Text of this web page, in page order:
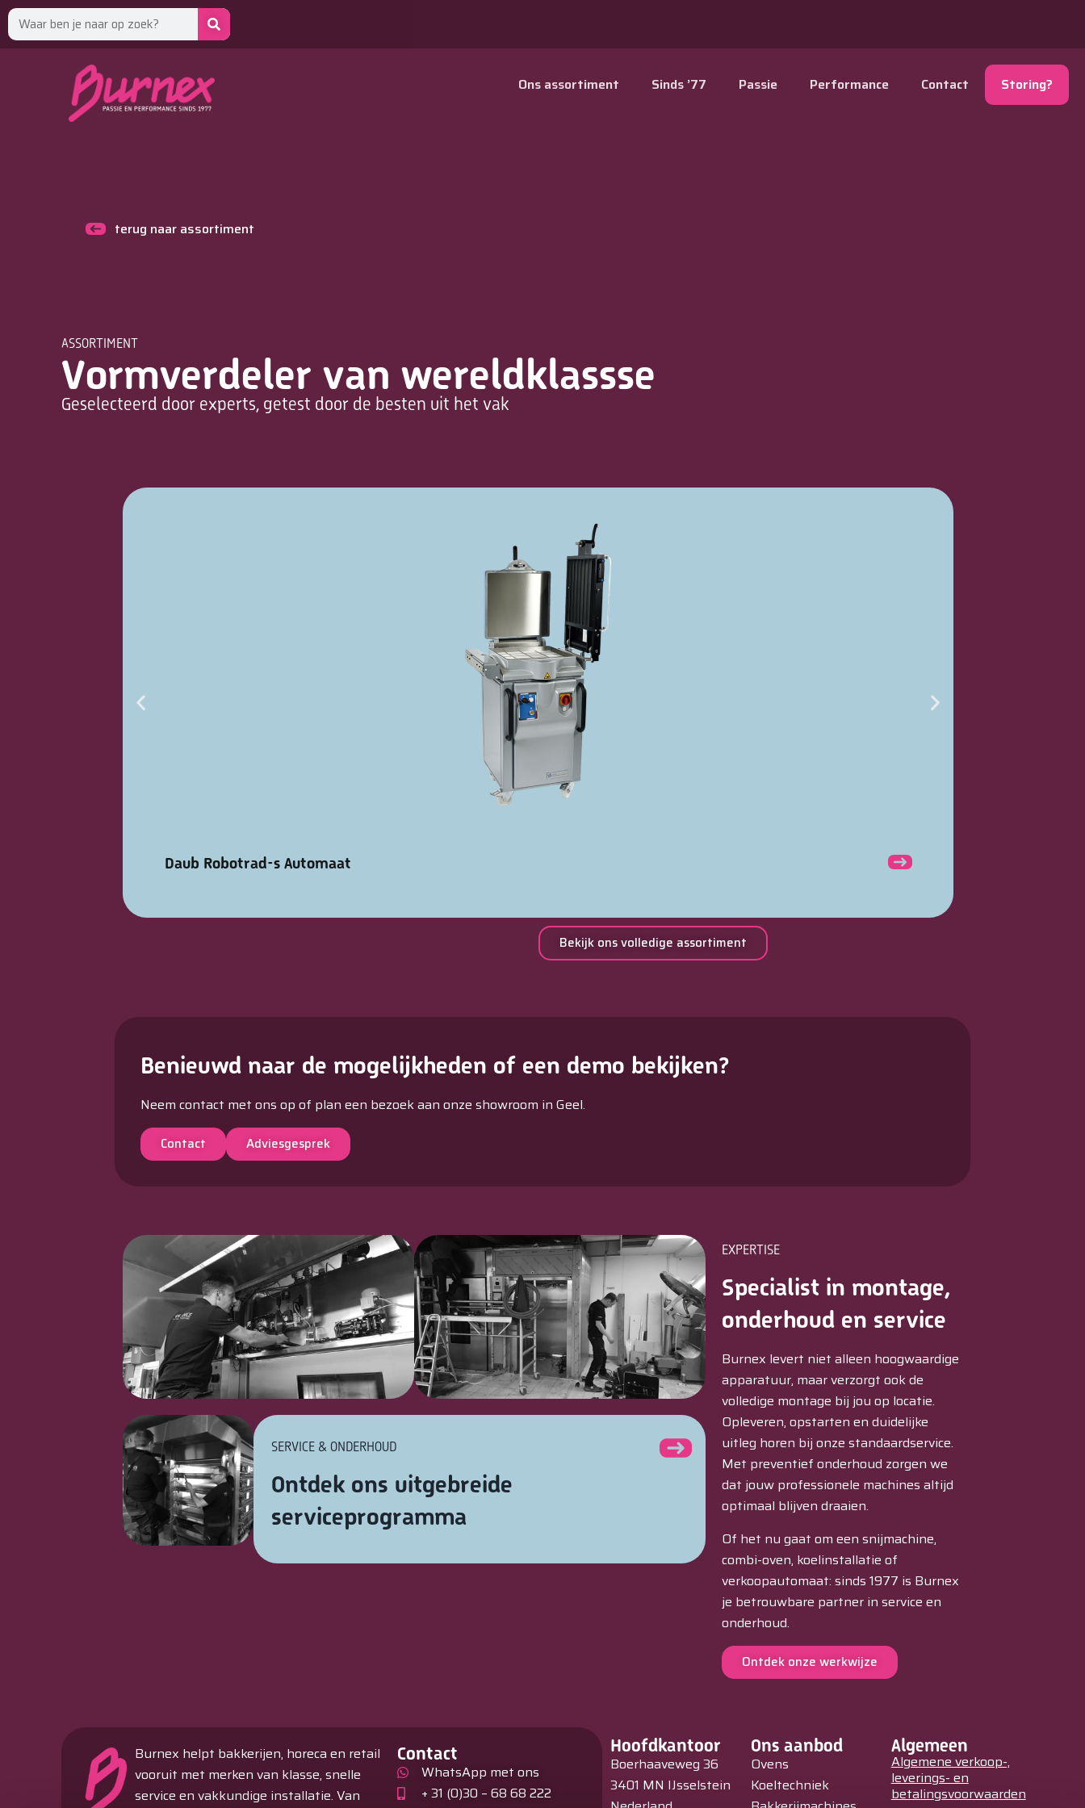
Ons assortiment Sinds ’77 Passie Performance Contact Storing?
terug naar assortiment
ASSORTIMENT
Vormverdeler van wereldklassse
Geselecteerd door experts, getest door de besten uit het vak
Daub Robotrad-s Automaat
Bekijk ons volledige assortiment
Benieuwd naar de mogelijkheden of een demo bekijken?
Neem contact met ons op of plan een bezoek aan onze showroom in Geel.
Contact Adviesgesprek
SERVICE & ONDERHOUD
Ontdek ons uitgebreide
serviceprogramma
EXPERTISE
Specialist in montage,
onderhoud en service
Burnex levert niet alleen hoogwaardige
apparatuur, maar verzorgt ook de
volledige montage bij jou op locatie.
Opleveren, opstarten en duidelijke
uitleg horen bij onze standaardservice.
Met preventief onderhoud zorgen we
dat jouw professionele machines altijd
optimaal blijven draaien.
Of het nu gaat om een snijmachine,
combi-oven, koelinstallatie of
verkoopautomaat: sinds 1977 is Burnex
je betrouwbare partner in service en
onderhoud.
Ontdek onze werkwijze
Burnex helpt bakkerijen, horeca en retail
vooruit met merken van klasse, snelle
service en vakkundige installatie. Van
Contact
WhatsApp met ons
+ 31 (0)30 – 68 68 222
Hoofdkantoor
Boerhaaveweg 36
3401 MN IJsselstein
Ons aanbod
Ovens
Koeltechniek
Algemeen
Algemene verkoop-,
leverings- en
betalingsvoorwaarden